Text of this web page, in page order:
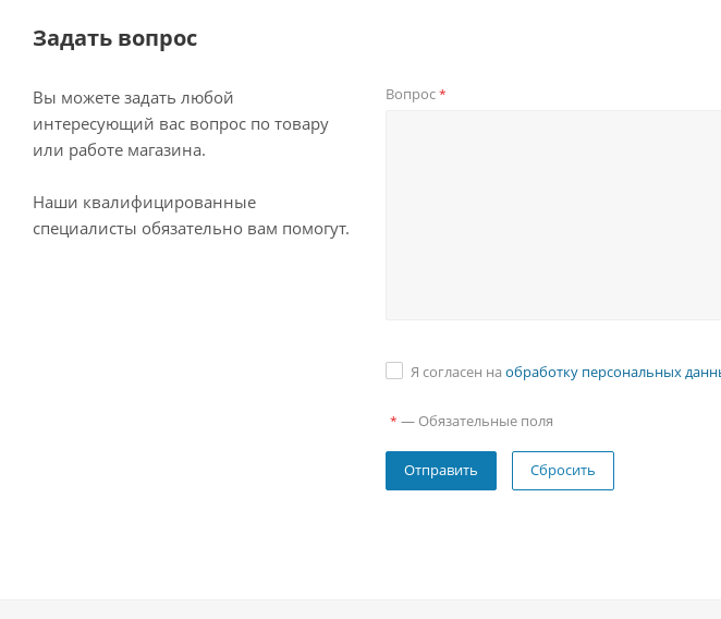
Задать вопрос
Вы можете задать любой
интересующий вас вопрос по товару
или работе магазина.
Наши квалифицированные
специалисты обязательно вам помогут.
Вопрос*
Я согласен на обработку персональных
* — Обязательные поля
Сбросить